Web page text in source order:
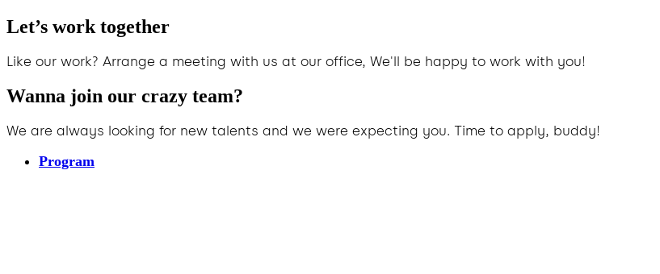
Let’s work together
Like our work? Arrange a meeting with us at our office, We'll be happy to work with you!
Wanna join our crazy team?
We are always looking for new talents and we were expecting you. Time to apply, buddy!
Program